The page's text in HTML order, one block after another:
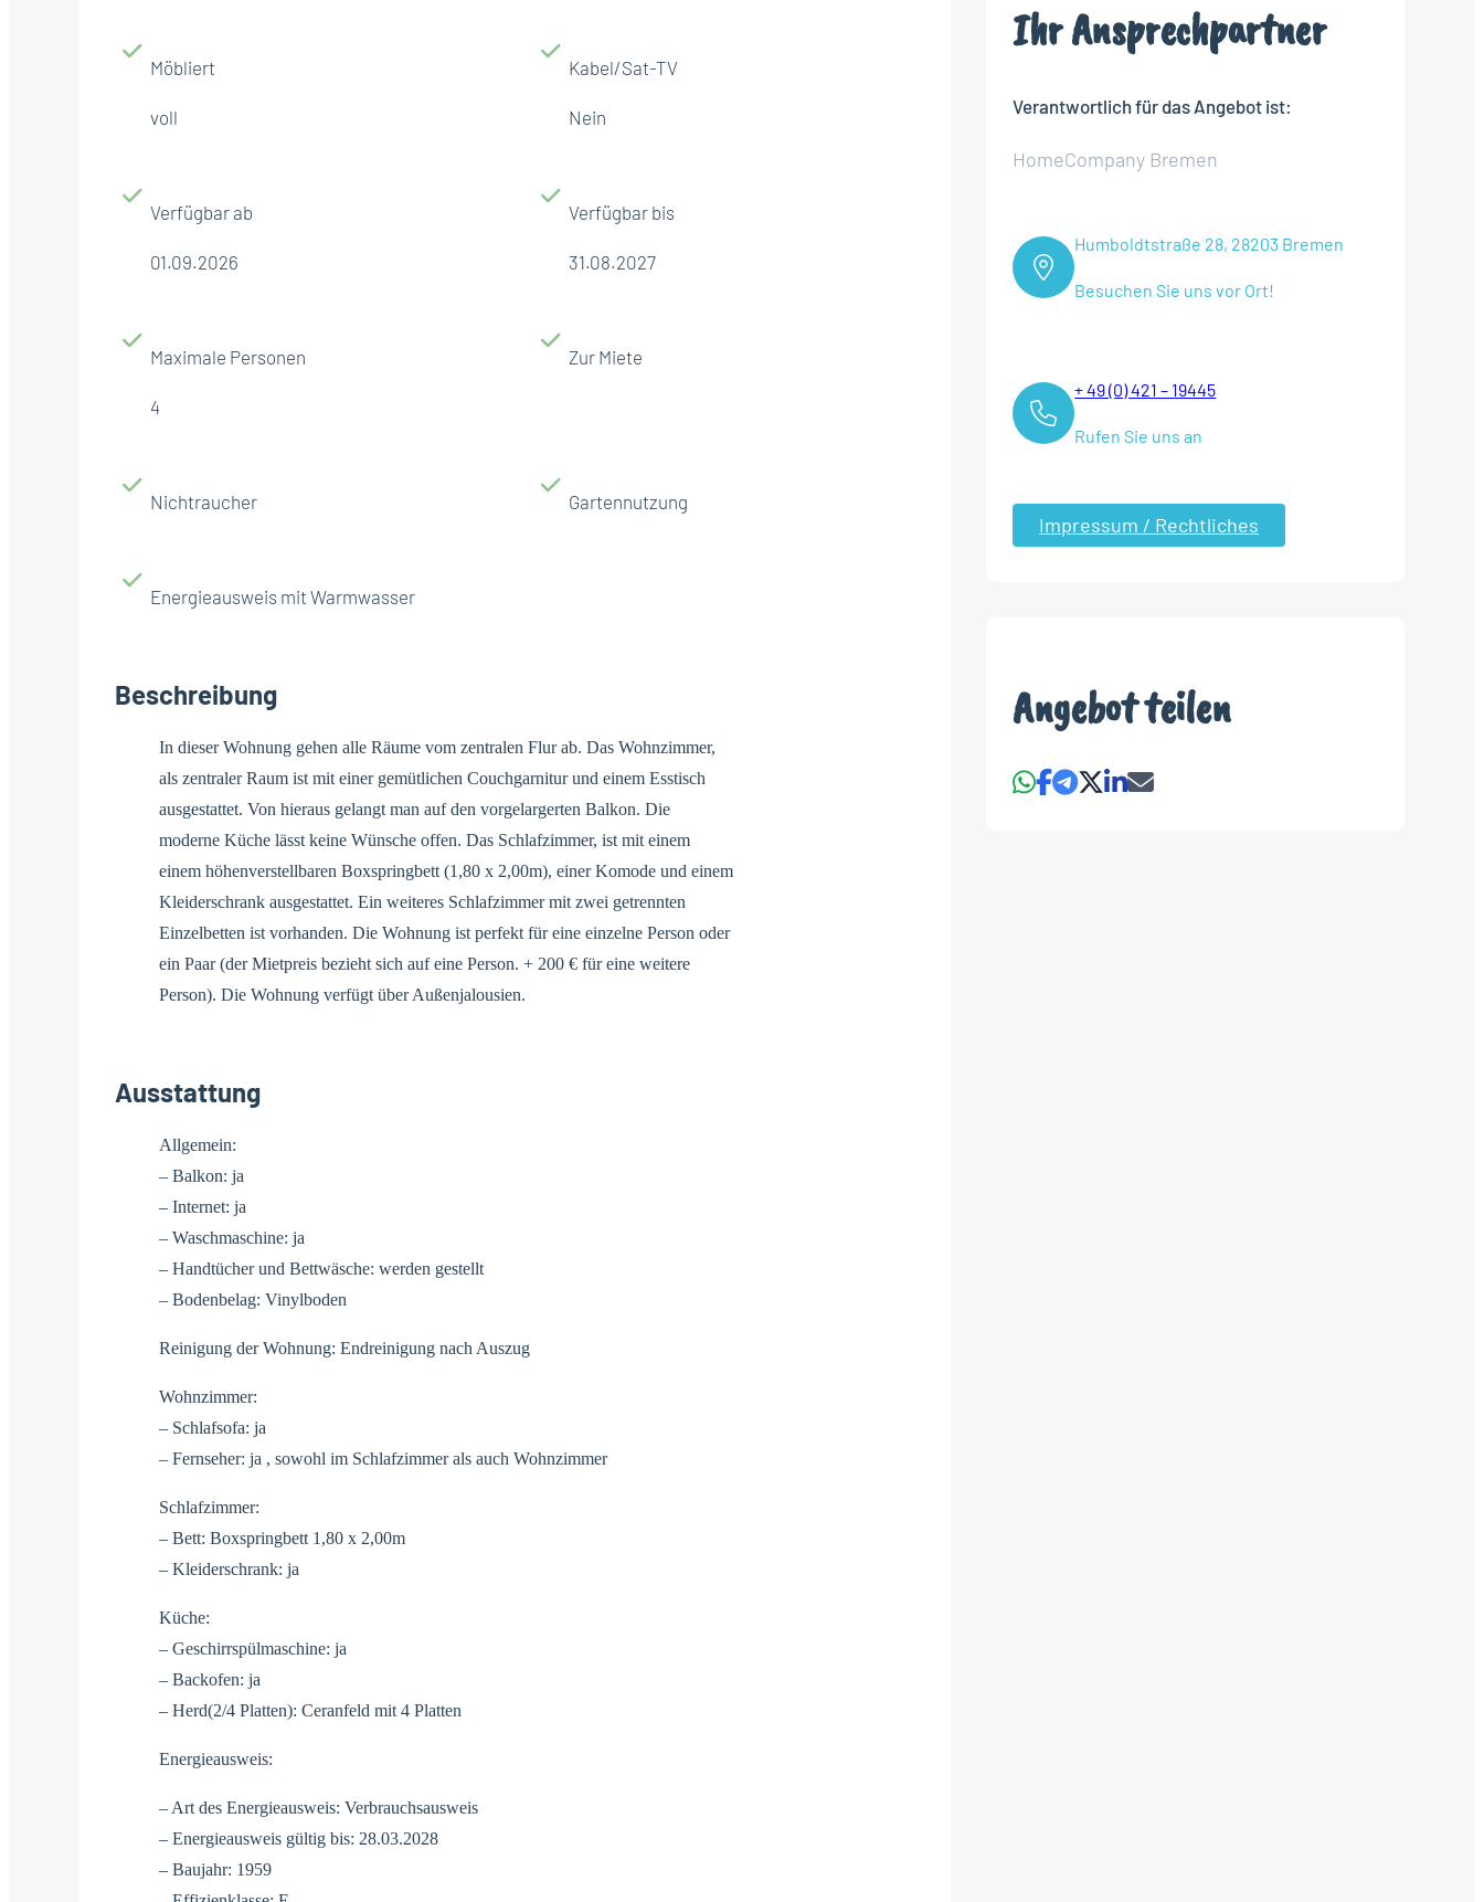
Möbliert
voll
Kabel/Sat-TV
Nein
Verfügbar ab
01.09.2026
Verfügbar bis
31.08.2027
Maximale Personen
4
Zur Miete
Nichtraucher Gartennutzung
Energieausweis mit Warmwasser
Beschreibung
In dieser Wohnung gehen alle Räume vom zentralen Flur ab. Das Wohnzimmer,
als zentraler Raum ist mit einer gemütlichen Couchgarnitur und einem Esstisch
ausgestattet. Von hieraus gelangt man auf den vorgelargerten Balkon. Die
moderne Küche lässt keine Wünsche offen. Das Schlafzimmer, ist mit einem
einem höhenverstellbaren Boxspringbett (1,80 x 2,00m), einer Komode und einem
Kleiderschrank ausgestattet. Ein weiteres Schlafzimmer mit zwei getrennten
Einzelbetten ist vorhanden. Die Wohnung ist perfekt für eine einzelne Person oder
ein Paar (der Mietpreis bezieht sich auf eine Person. + 200 € für eine weitere
Person). Die Wohnung verfügt über Außenjalousien.
Ausstattung
Allgemein:
– Balkon: ja
– Internet: ja
– Waschmaschine: ja
– Handtücher und Bettwäsche: werden gestellt
– Bodenbelag: Vinylboden
Reinigung der Wohnung: Endreinigung nach Auszug
Wohnzimmer:
– Schlafsofa: ja
– Fernseher: ja , sowohl im Schlafzimmer als auch Wohnzimmer
Schlafzimmer:
– Bett: Boxspringbett 1,80 x 2,00m
– Kleiderschrank: ja
Küche:
– Geschirrspülmaschine: ja
– Backofen: ja
– Herd(2/4 Platten): Ceranfeld mit 4 Platten
Energieausweis:
– Art des Energieausweis: Verbrauchsausweis
– Energieausweis gültig bis: 28.03.2028
– Baujahr: 1959
Ihr Ansprechpartner
Verantwortlich für das Angebot ist:
HomeCompany Bremen
Humboldtstraße 28, 28203 Bremen
Besuchen Sie uns vor Ort!
+ 49 (0) 421 – 19445
Rufen Sie uns an
Impressum / Rechtliches
Angebot teilen